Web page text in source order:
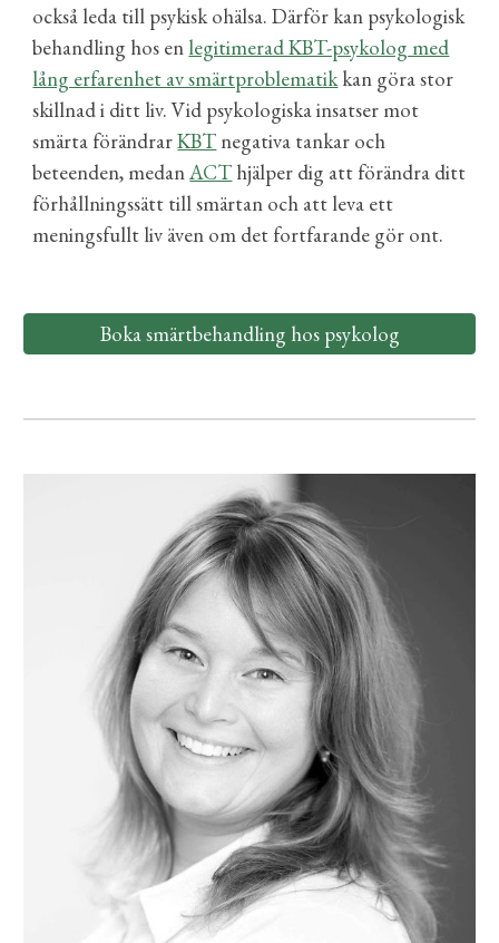
också leda till psykisk ohälsa. Därför kan psykologisk
behandling hos en legitimerad KBT-psykolog med
lång erfarenhet av smärtproblematikkan göra stor
skillnad i ditt liv. Vid psykologiska insatser mot
smärta förändrarKBT negativa tankar och
beteenden, medanACT hjälper dig att förändra ditt
förhållningssätt till smärtan och att leva ett
meningsfullt liv även om det fortfarande gör ont.
Boka smärtbehandling hos psykolog